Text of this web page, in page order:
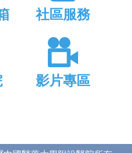
社區服務
影片專區